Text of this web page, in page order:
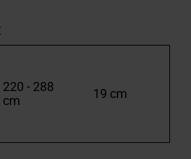
220 - 288
cm
19 cm